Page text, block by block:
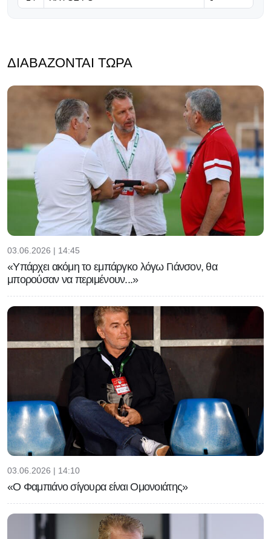
ΔΙΑΒΆΖΟΝΤΑΙ ΤΏΡΑ
03.06.2026 | 14:45
«Υπάρχει ακόμη το εμπάργκο λόγω Γιάνσον, θα
μπορούσαν να περιμένουν...»
03.06.2026 | 14:10
«Ο Φαμπιάνο σίγουρα είναι Ομονοιάτης»